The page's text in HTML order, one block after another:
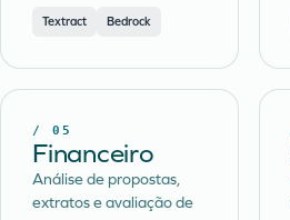
Textract Bedrock
/ 05
Financeiro
Análise de propostas,
extratos e avaliação de